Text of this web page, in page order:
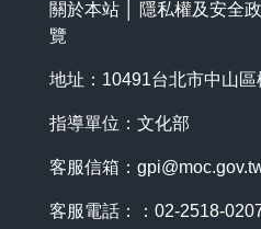
關於本站 隱私權及安全
覽
地址：10491台北市中山
指導單位：文化部
客服信箱：
客服電話：：02-2518-